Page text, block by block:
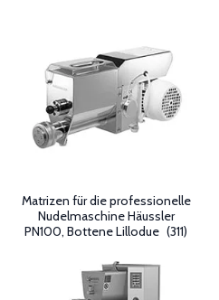
Matrizen für die professionelle
Nudelmaschine Häussler
PN100, Bottene Lillodue (311)